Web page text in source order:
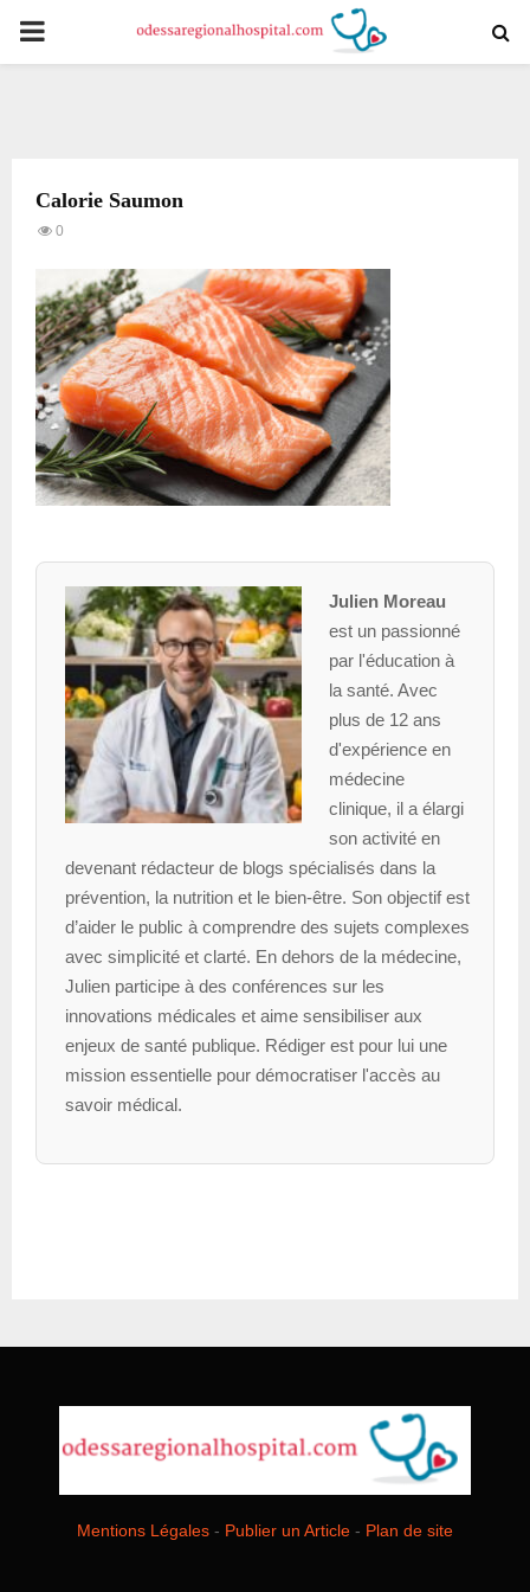
PRIMARY
Calorie Saumon
0
Julien Moreau
est un passionné
par l'éducation à
la santé. Avec
plus de 12 ans
d'expérience en
médecine
clinique, il a élargi
son activité en
devenant rédacteur de blogs spécialisés dans la
prévention, la nutrition et le bien-être. Son objectif est
d’aider le public à comprendre des sujets complexes
avec simplicité et clarté. En dehors de la médecine,
Julien participe à des conférences sur les
innovations médicales et aime sensibiliser aux
enjeux de santé publique. Rédiger est pour lui une
mission essentielle pour démocratiser l'accès au
savoir médical.
Mentions Légales - Publier un Article - Plan de site